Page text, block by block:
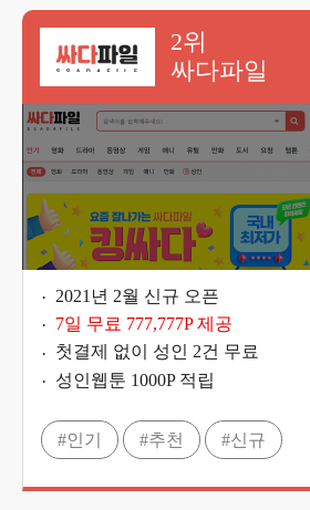
2위
싸다파일
2021년 2월 신규 오픈
7일 무료 777,777P 제공
첫결제 없이 성인 2건 무료
성인웹툰 1000P 적립
#인기 #추천 #신규